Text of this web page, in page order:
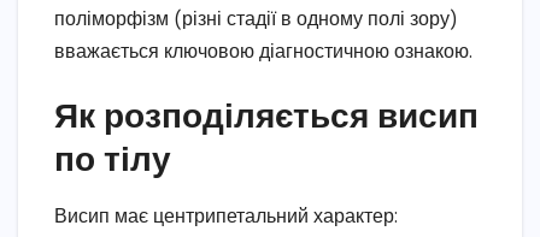
поліморфізм (різні стадії в одному полі зору)
вважається ключовою діагностичною ознакою.
Як розподіляється висип
по тілу
Висип має центрипетальний характер: